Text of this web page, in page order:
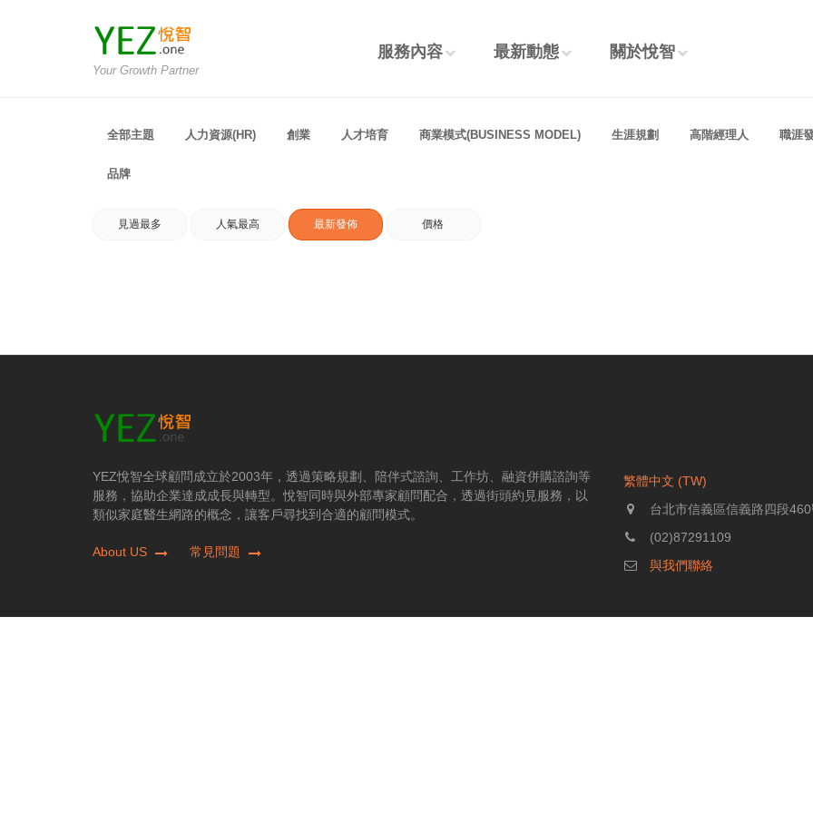
Your Growth Partner
服務內容 最新動態 關於悅智
全部主題 人力資源(HR) 創業 人才培育 商業模式(BUSINESS MODEL) 生涯規劃 高階經理人 職涯
品牌
見過最多 人氣最高 最新發佈 價格
YEZ悅智全球顧問成立於2003年，透過策略規劃、陪伴式諮詢、工作坊、融資併購諮詢等
服務，協助企業達成成長與轉型。悅智同時與外部專家顧問配合，透過街頭約見服務，以
類似家庭醫生網路的概念，讓客戶尋找到合適的顧問模式。
About US 常見問題
繁體中文 (TW)
台北市信義區信義路四段
(02)87291109
與我們聯絡